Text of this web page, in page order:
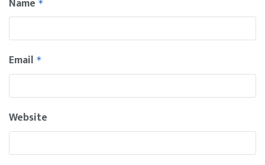
*
Email *
Website